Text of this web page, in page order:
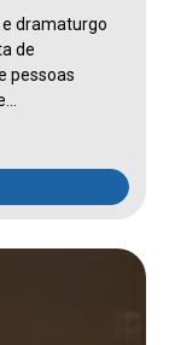
e dramaturgo
de
pessoas